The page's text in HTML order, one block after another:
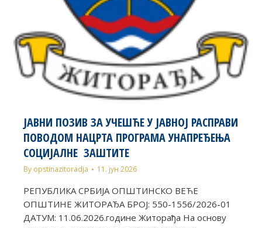
ЈАВНИ ПОЗИВ ЗА УЧЕШЋЕ У ЈАВНОЈ РАСПРАВИ
ПОВОДОМ НАЦРТА ПРОГРАМА УНАПРЕЂЕЊА
СОЦИЈАЛНЕ ЗАШТИТЕ
By opstinazitoradja 11. јун 2026
РЕПУБЛИКА СРБИЈА ОПШТИНСКО ВЕЋЕ
ОПШТИНЕ ЖИТОРАЂА БРОЈ: 550-1556/2026-01
ДАТУМ: 11.06.2026.године Житорађа На основу